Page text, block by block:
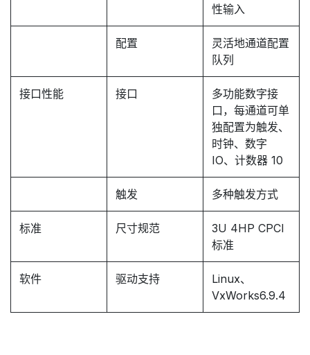
性输入
配置
灵活地通道配置
队列
接口性能 接口
多功能数字接
口，每通道可单
独配置为触发、
时钟、数字
IO、计数器 10
触发 多种触发方式
标准 尺寸规范
3U 4HP CPCI
标准
软件 驱动支持
Linux、
VxWorks6.9.4